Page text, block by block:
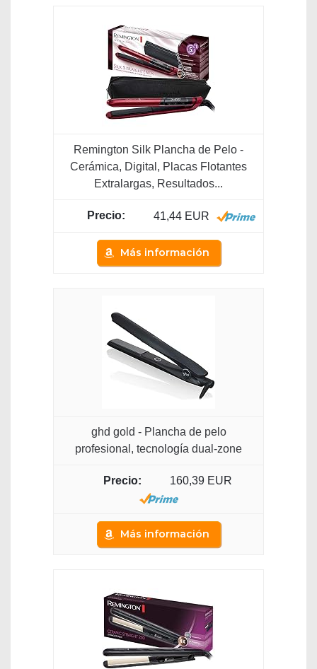
Remington Silk Plancha de Pelo -
Cerámica, Digital, Placas Flotantes
Extralargas, Resultados...
41,44 EUR
Más información
ghd gold - Plancha de pelo
profesional, tecnología dual-zone
160,39 EUR
Más información